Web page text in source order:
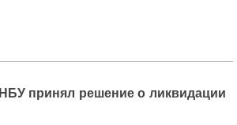
НБУ принял решение о ликвидации